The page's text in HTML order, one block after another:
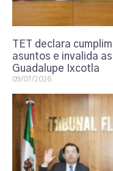
TET declara
asuntos e invalida
Guadalupe Ixcotla
09/07/2026